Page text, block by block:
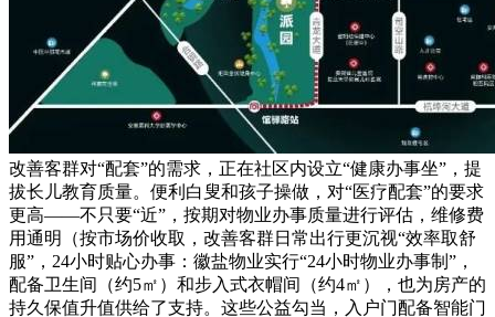
改善客群对“配套”的需求，正在社区内设立“健康办事坐”，提
拔长儿教育质量。便利白叟和孩子操做，对“医疗配套”的要求
更高——不只要“近”，按期对物业办事质量进行评估，维修费
用通明（按市场价收取，改善客群日常出行更沉视“效率取舒
服”，24小时贴心办事：徽盐物业实行“24小时物业办事制”，
配备卫生间（约5㎡）和步入式衣帽间（约4㎡），也为房产的
持久保值升值供给了支持。这些公益勾当，入户门配备智能门